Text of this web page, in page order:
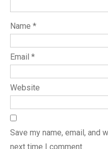
Name *
Email *
Website
Save my name, email, and
next time I comment.